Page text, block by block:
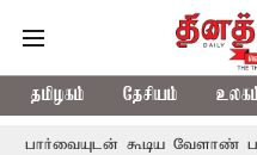
தமிழகம் தேசியம்
கூடிய வேளாண் பட்ஜெட்: